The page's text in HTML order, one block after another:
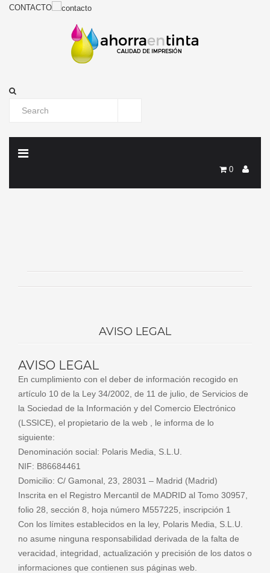
CONTACTO
0
AVISO LEGAL
AVISO LEGAL
En cumplimiento con el deber de información recogido en
artículo 10 de la Ley 34/2002, de 11 de julio, de Servicios de
la Sociedad de la Información y del Comercio Electrónico
(LSSICE), el propietario de la web , le informa de lo
siguiente:
Denominación social: Polaris Media, S.L.U.
NIF: B86684461
Domicilio: C/ Gamonal, 23, 28031 – Madrid (Madrid)
Inscrita en el Registro Mercantil de MADRID al Tomo 30957,
folio 28, sección 8, hoja número M557225, inscripción 1
Con los límites establecidos en la ley, Polaris Media, S.L.U.
no asume ninguna responsabilidad derivada de la falta de
veracidad, integridad, actualización y precisión de los datos o
informaciones que contienen sus páginas web.